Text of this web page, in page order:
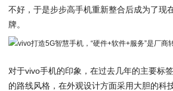
不好，于是步步高手机重新整合后成为了现
牌。
对于vivo手机的印象，在过去几年的主要标
的路线风格，在外观设计方面采用大胆的科